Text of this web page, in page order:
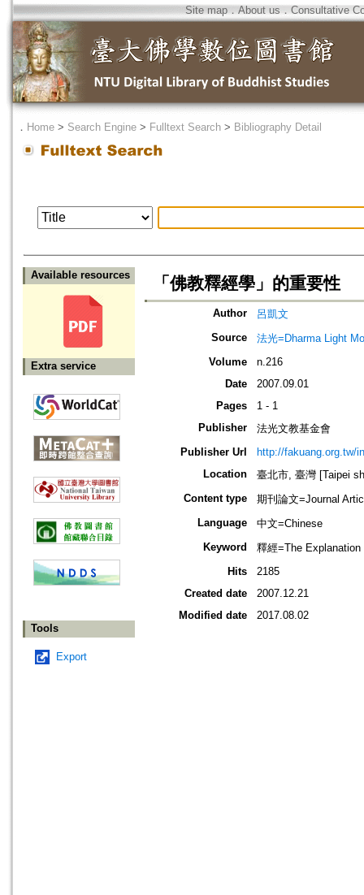
Site map．About us ． Consultative
． Home > Search Engine > Fulltext Search > Bibliography Detail
Available resources
Extra service
Tools
Export
「佛教釋經學」的重要性
Author
呂凱文
Source
法光=Dharma Light
Volume
n.216
Date
2007.09.01
Pages
1 - 1
Publisher
法光文教基金會
Publisher Url
http://fakuang.org.tw/
Location
臺北市, 臺灣 [Taipei
Content type
期刊論文=Journal
Language
中文=Chinese
Keyword
釋經=The
Hits
2185
Created date
2007.12.21
Modified date
2017.08.02